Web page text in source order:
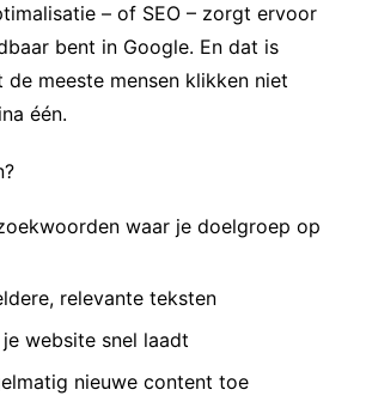
– of SEO – zorgt ervoor
bent in Google. En dat is
de meeste mensen klikken niet
één.
waar je doelgroep op
relevante teksten
website snel laadt
nieuwe content toe